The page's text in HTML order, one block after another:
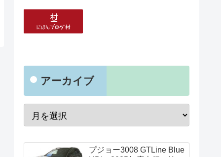
アーカイブ
プジョー3008 GTLine Blue